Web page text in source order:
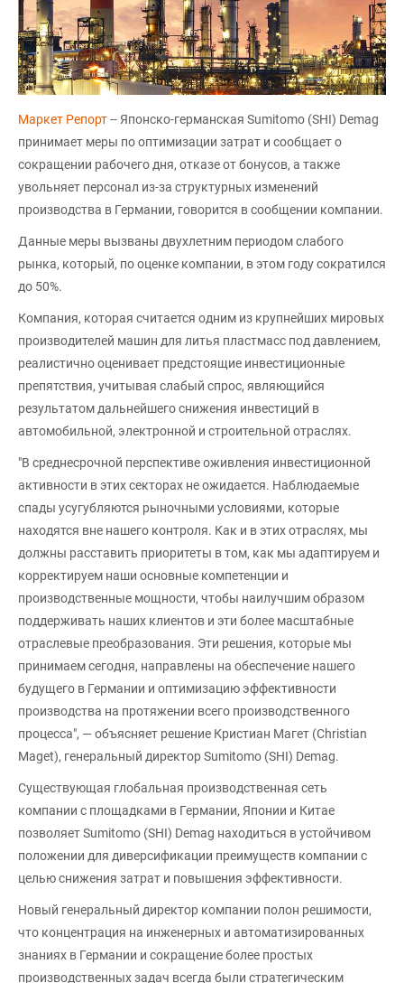
Маркет Репорт-- Японско-германская Sumitomo (SHI) Demag
принимает меры по оптимизации затрат и сообщает о
сокращении рабочего дня, отказе от бонусов, а также
увольняет персонал из-за структурных изменений
производства в Германии, говорится в сообщении компании.
Данные меры вызваны двухлетним периодом слабого
рынка, который, по оценке компании, в этом году сократился
до 50%.
Компания, которая считается одним из крупнейших мировых
производителей машин для литья пластмасс под давлением,
реалистично оценивает предстоящие инвестиционные
препятствия, учитывая слабый спрос, являющийся
результатом дальнейшего снижения инвестиций в
автомобильной, электронной и строительной отраслях.
"В среднесрочной перспективе оживления инвестиционной
активности в этих секторах не ожидается. Наблюдаемые
спады усугубляются рыночными условиями, которые
находятся вне нашего контроля. Как и в этих отраслях, мы
должны расставить приоритеты в том, как мы адаптируем и
корректируем наши основные компетенции и
производственные мощности, чтобы наилучшим образом
поддерживать наших клиентов и эти более масштабные
отраслевые преобразования. Эти решения, которые мы
принимаем сегодня, направлены на обеспечение нашего
будущего в Германии и оптимизацию эффективности
производства на протяжении всего производственного
процесса", — объясняет решение Кристиан Магет (Christian
Maget), генеральный директор Sumitomo (SHI) Demag.
Существующая глобальная производственная сеть
компании с площадками в Германии, Японии и Китае
позволяет Sumitomo (SHI) Demag находиться в устойчивом
положении для диверсификации преимуществ компании с
целью снижения затрат и повышения эффективности.
Новый генеральный директор компании полон решимости,
что концентрация на инженерных и автоматизированных
знаниях в Германии и сокращение более простых
производственных задач всегда были стратегическим